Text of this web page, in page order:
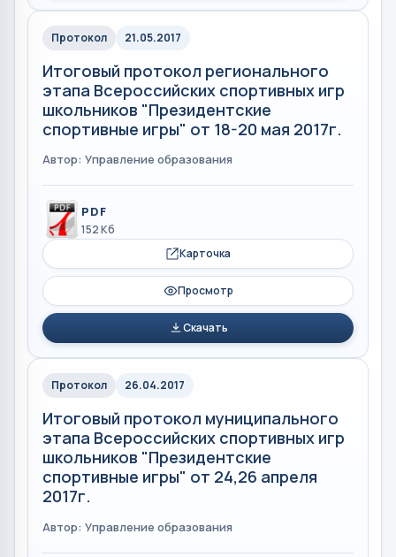
Протокол 21.05.2017
Итоговый протокол регионального
этапа Всероссийских спортивных игр
школьников "Президентские
спортивные игры" от 18-20 мая 2017г.
Автор: Управление образования
PDF
152 Кб
Карточка
Просмотр
Скачать
Протокол 26.04.2017
Итоговый протокол муниципального
этапа Всероссийских спортивных игр
школьников "Президентские
спортивные игры" от 24,26 апреля
2017г.
Автор: Управление образования